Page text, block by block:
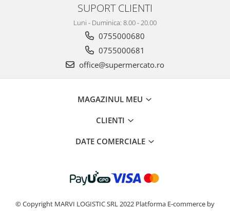
SUPORT CLIENTI
Luni - Duminica: 8.00 - 20.00
0755000680
0755000681
office@supermercato.ro
MAGAZINUL MEU
CLIENTI
DATE COMERCIALE
© Copyright MARVI LOGISTIC SRL 2022 Platforma E-commerce by